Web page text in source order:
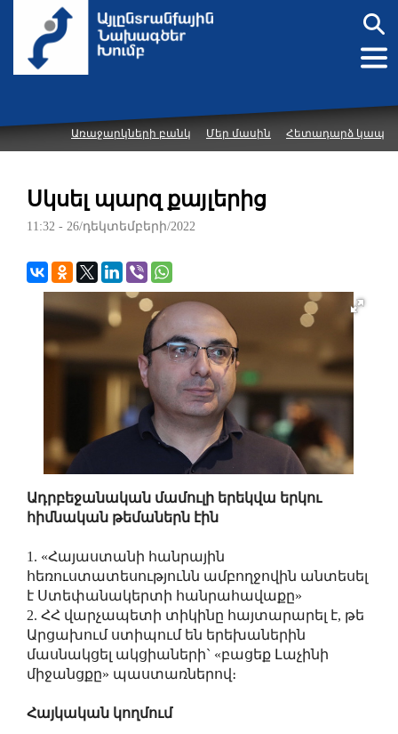
Առաջարկների բանկ Մեր մասին Հետադարձ կապ
Սկսել պարզ քայլերից
11:32 - 26/դեկտեմբերի/2022
Ադրբեջանական մամուլի երեկվա երկու
հիմնական թեմաներն էին
1. «Հայաստանի հանրային
հեռուստատեսությունն ամբողջովին անտեսել
է Ստեփանակերտի հանրահավաքը»
2. ՀՀ վարչապետի տիկինը հայտարարել է, թե
Արցախում ստիպում են երեխաներին
մասնակցել ակցիաների` «բացեք Լաչինի
միջանցքը» պաստառներով։
Հայկական կողմում